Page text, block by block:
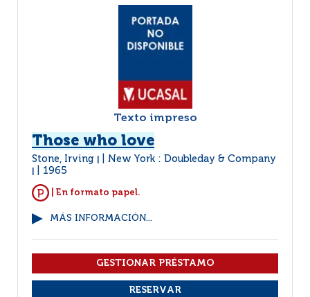
Texto impreso
Those who love
Stone, Irving New York : Doubleday & Company
1965
| En formato papel.
MÁS INFORMACIÓN...